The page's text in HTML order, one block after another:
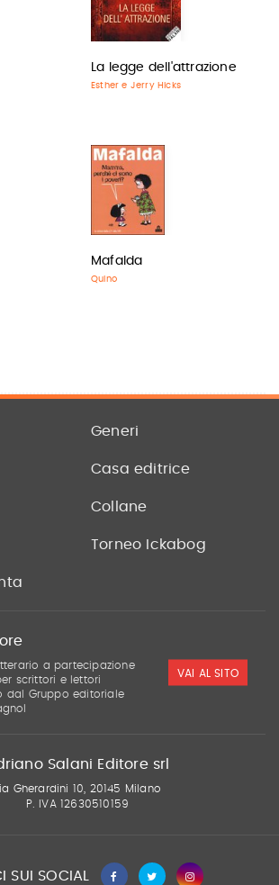
La legge dell'attrazione
Esther e Jerry Hicks
Mafalda
Quino
Generi
Casa editrice
Collane
Torneo Ickabog
a partecipazione
scrittori e lettori
dal Gruppo editoriale
VAI AL SITO
Salani Editore srl
Gherardini 10, 20145 Milano
P. IVA 12630510159
SUI SOCIAL